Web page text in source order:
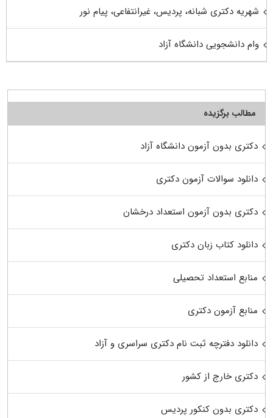
شهریه دکتری شبانه، پردیس، غیرانتفاعی، پیام نور
وام دانشجویی دانشگاه آزاد
مطالب برگزیده
دکتری بدون آزمون دانشگاه آزاد
دانلود سوالات آزمون دکتری
دکتری بدون آزمون استعداد درخشان
دانلود کتاب زبان دکتری
منابع استعداد تحصیلی
منابع آزمون دکتری
دانلود دفترچه ثبت نام دکتری سراسری و آزاد
دکتری خارج از کشور
دکتری بدون کنکور پردیس